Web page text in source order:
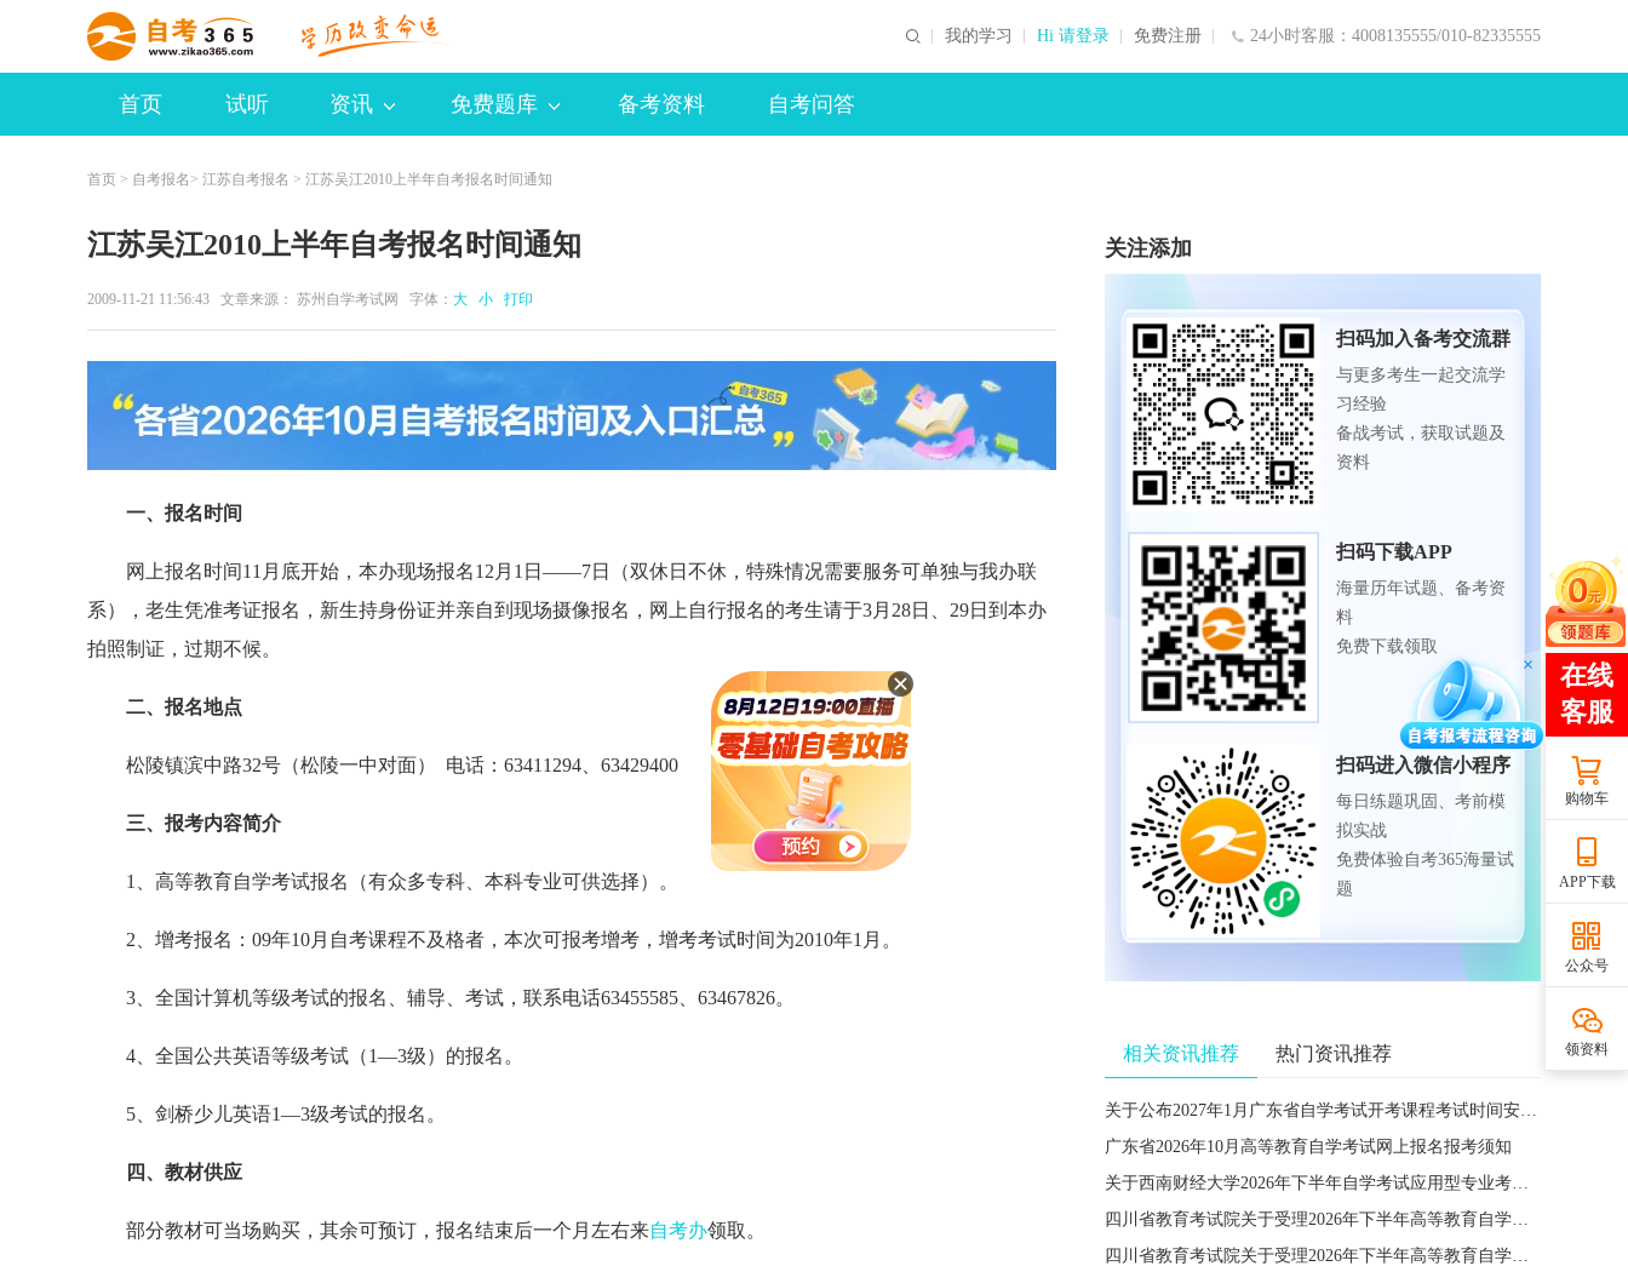
24小时客服：4008135555/010-82335555
我的学习 Hi 请登录 免费注册
首页 试听 资讯 免费题库 备考资料 自考问答
首页 > 自考报名 > 江苏自考报名 > 江苏吴江2010上半年自考报名时间通知
江苏吴江2010上半年自考报名时间通知
2009-11-21 11:56:43 文章来源： 苏州自学考试网 字体： 大 小 打印
一、报名时间
网上报名时间11月底开始，本办现场报名12月1日——7日（双休日不休，特殊情况需要服务可单独与我办联
系），老生凭准考证报名，新生持身份证并亲自到现场摄像报名，网上自行报名的考生请于3月28日、29日到本办
拍照制证，过期不候。
二、报名地点
松陵镇滨中路32号（松陵一中对面） 电话：63411294、63429400
三、报考内容简介
1、高等教育自学考试报名（有众多专科、本科专业可供选择）。
2、增考报名：09年10月自考课程不及格者，本次可报考增考，增考考试时间为2010年1月。
3、全国计算机等级考试的报名、辅导、考试，联系电话63455585、63467826。
4、全国公共英语等级考试（1—3级）的报名。
5、剑桥少儿英语1—3级考试的报名。
四、教材供应
部分教材可当场购买，其余可预订，报名结束后一个月左右来自考办领取。
关注添加
扫码加入备考交流群
与更多考生一起交流学
习经验
备战考试，获取试题及
资料
扫码下载APP
海量历年试题、备考资
料
免费下载领取
扫码进入微信小程序
每日练题巩固、考前模
拟实战
免费体验自考365海量试
题
相关资讯推荐 热门资讯推荐
关于公布2027年1月广东省自学考试开考课程考试时间安排和使用教材的通知
广东省2026年10月高等教育自学考试网上报名报考须知
关于西南财经大学2026年下半年自学考试应用型专业考籍更改办理的通知
四川省教育考试院关于受理2026年下半年高等教育自学考试省际转考申请的通告
四川省教育考试院关于受理2026年下半年高等教育自学考试考籍更改申请的通告
购物车
APP下载
公众号
领资料